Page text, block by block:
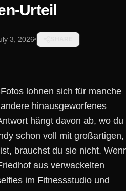
Urteil
3, 2026
lohnen sich für manche
hinausgeworfenes
hängt davon ab, wo du
schon voll mit großartigen,
brauchst du sie nicht.
aus verwackelten
im Fitnessstudio und